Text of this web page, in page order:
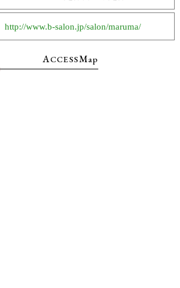
http://www.b-salon.jp/salon/maruma/
ACCESSMap